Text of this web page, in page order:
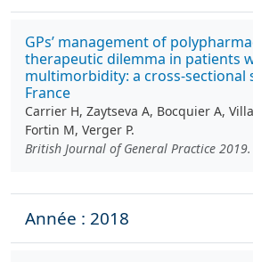
GPs’ management of
therapeutic dilemma in patients
multimorbidity: a cross-sectional
France
Carrier H, Zaytseva A, Bocquier A,
Fortin M, Verger P.
British Journal of General Practice
Année : 2018